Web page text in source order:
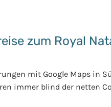
zum Royal
mit Google Maps in
immer blind der netten